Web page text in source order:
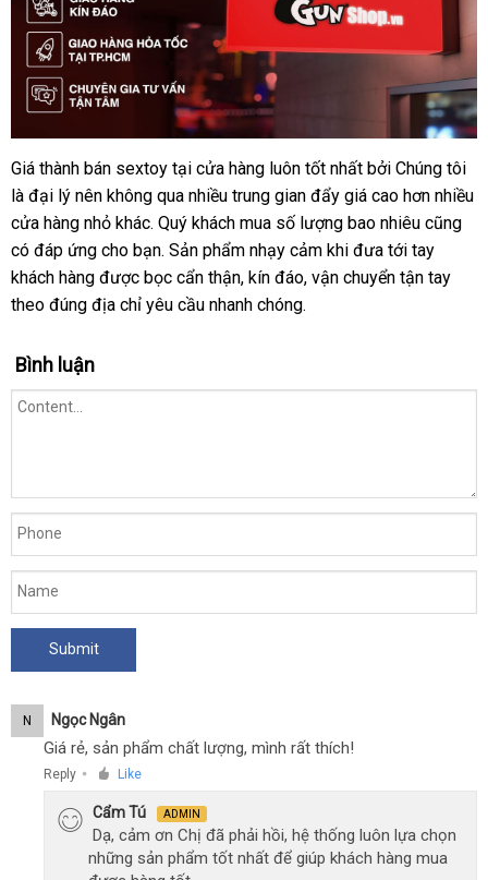
Lý
do
nên
mua
hàng
gunshop.vn
Giá thành bán sextoy tại cửa hàng luôn tốt nhất hàng
nhái
bởi Chúng tôi
là đại lý nên không qua nhiều trung gian đẩy giá cao hơn nhiều
cửa hàng nhỏ khácmua
sắm
. Quý khách mua số lượng bao nhiêu miễn
phí
cũng
có đáp ứng cho bạnphụ
kiện
. Sản phẩm nhạy cảm khi đưa tới tay
khách hàng Pháp
được bọc cẩn thậnrẻ
nhất
, kín đáobền
, vận chuyển tận tay
theo đúng địa chỉ yêu cầu nhanh chóng.
Bình luận
N Ngọc Ngân
Giá rẻ, sản phẩm chất lượng, mình rất thích!
Reply ● Like
Cẩm Tú ADMIN
Dạ, cảm ơn Chị đã phải hồi, hệ thống luôn lựa chọn
những sản phẩm tốt nhất để giúp khách hàng mua